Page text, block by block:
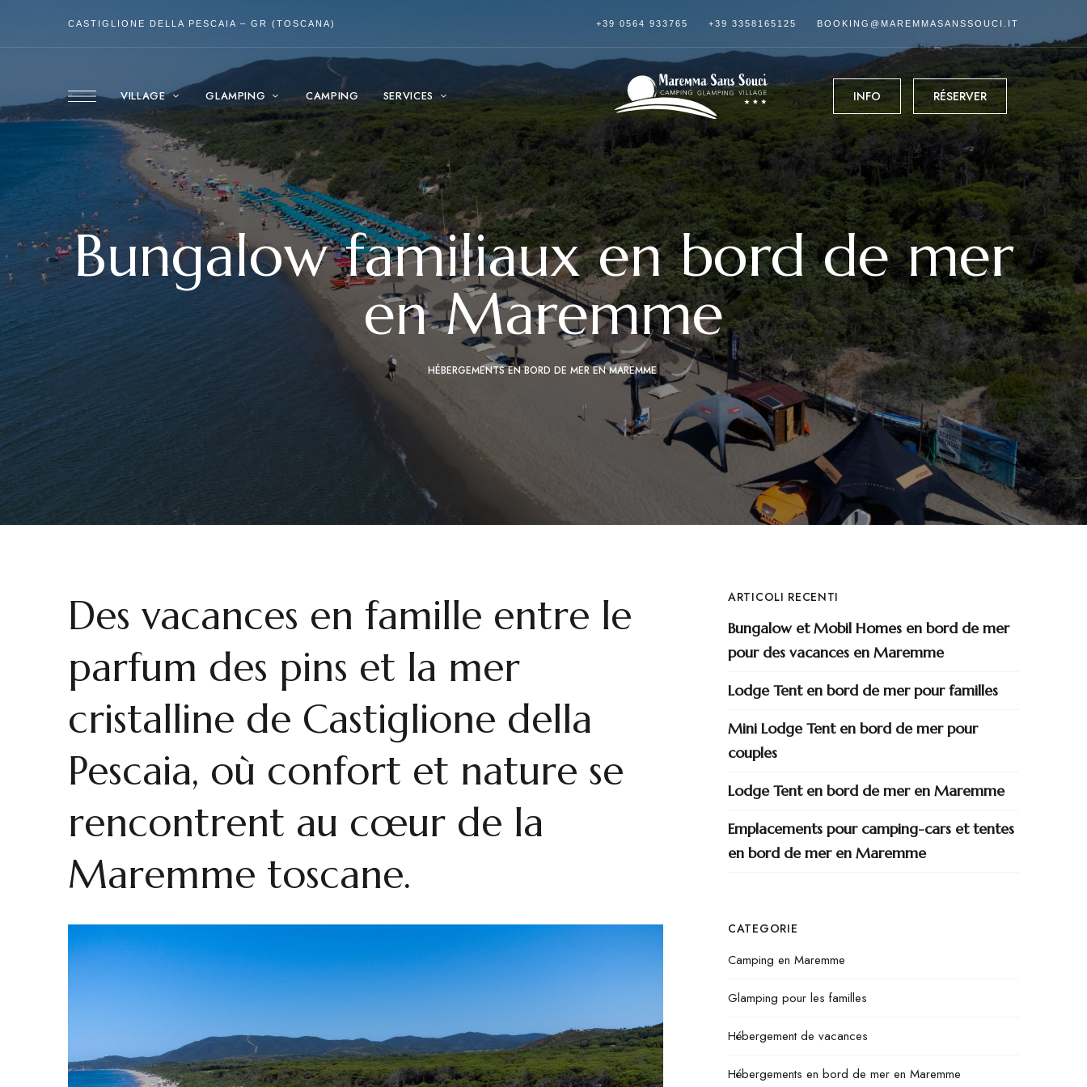
CASTIGLIONE DELLA PESCAIA – GR (TOSCANA) +39 0564 933765 +39 3358165125 BOOKING@MAREMMASANSSOUCI.IT
VILLAGE GLAMPING CAMPING SERVICES INFO RÉSERVER
Bungalow familiaux en bord de mer
en Maremme
HÉBERGEMENTS EN BORD DE MER EN MAREMME
Des vacances en famille entre le
parfum des pins et la mer
cristalline de Castiglione della
Pescaia, où confort et nature se
rencontrent au cœur de la
Maremme toscane.
ARTICOLI RECENTI
Bungalow et Mobil Homes en bord de mer
pour des vacances en Maremme
Lodge Tent en bord de mer pour familles
Mini Lodge Tent en bord de mer pour
couples
Lodge Tent en bord de mer en Maremme
Emplacements pour camping-cars et tentes
en bord de mer en Maremme
CATEGORIE
Camping en Maremme
Glamping pour les familles
Hébergement de vacances
Hébergements en bord de mer en Maremme